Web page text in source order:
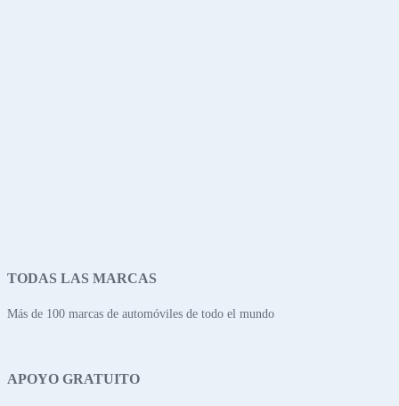
TODAS LAS MARCAS
Más de 100 marcas de automóviles de todo el mundo
APOYO GRATUITO